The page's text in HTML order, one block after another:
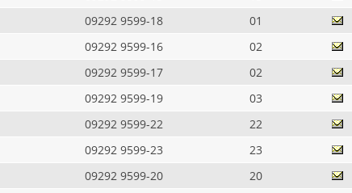
09292 9599-18 01
09292 9599-16 02
09292 9599-17 02
09292 9599-19 03
09292 9599-22 22
09292 9599-23 23
09292 9599-20 20